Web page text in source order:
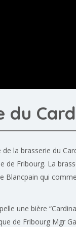
du
la brasserie du
de Fribourg. La
Blancpain qui
une bière
de Fribourg Mgr